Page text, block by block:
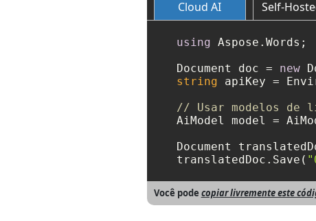
Cloud AI Self-
using Aspose.Words;
Document doc = new
string apiKey =
// Usar modelos de
AiModel model =
Document
translatedDoc.Save(
Você pode copiar livremente este